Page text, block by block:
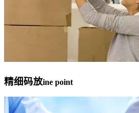
精细码放ine point